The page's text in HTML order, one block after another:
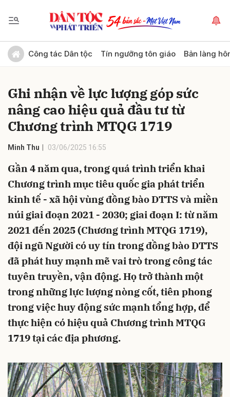
Công tác Dân tộc Tín ngưỡng tôn giáo Bản làng
Ghi nhận về lực lượng góp sức
nâng cao hiệu quả đầu tư từ
Chương trình MTQG 1719
Minh Thu 03/06/2025 16:55
Gần 4 năm qua, trong quá trình triển khai
Chương trình mục tiêu quốc gia phát triển
kinh tế - xã hội vùng đồng bào DTTS và miền
núi giai đoạn 2021 - 2030; giai đoạn I: từ năm
2021 đến 2025 (Chương trình MTQG 1719),
đội ngũ Người có uy tín trong đồng bào DTTS
đã phát huy mạnh mẽ vai trò trong công tác
tuyên truyền, vận động. Họ trở thành một
trong những lực lượng nòng cốt, tiên phong
trong việc huy động sức mạnh tổng hợp, để
thực hiện có hiệu quả Chương trình MTQG
1719 tại các địa phương.
Gửi bình luận